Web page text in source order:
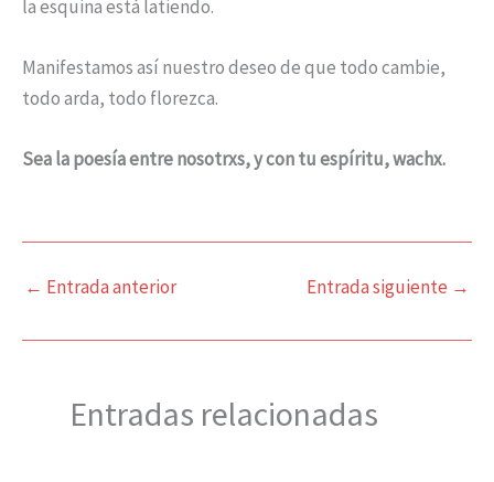
la esquina está latiendo.
Manifestamos así nuestro deseo de que todo cambie,
todo arda, todo florezca.
Sea la poesía entre nosotrxs, y con tu espíritu, wachx.
← Entrada anterior Entrada siguiente →
Entradas relacionadas